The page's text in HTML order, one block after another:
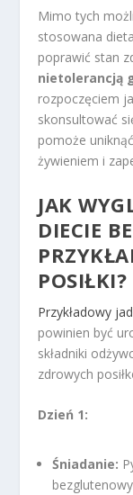
Mimo tych
stosowana
poprawić stan
nietolerancją
rozpoczęciem
skonsultować
pomoże
żywieniem i
JAK
DIECIE
POSIŁKI?
Przykładowy
powinien być
składniki
zdrowych
Dzień 1:
Śniadanie: